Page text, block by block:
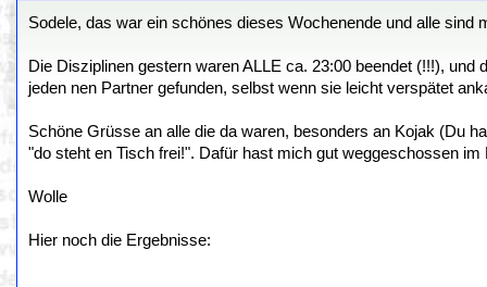
Sodele, das war ein schönes dieses Wochenende und alle
Die Disziplinen gestern waren ALLE ca. 23:00 beendet (!!!),
jeden nen Partner gefunden, selbst wenn sie leicht verspätet
Schöne Grüsse an alle die da waren, besonders an Kojak (Du
"do steht en Tisch frei!". Dafür hast mich gut weggeschossen im
Wolle
Hier noch die Ergebnisse: